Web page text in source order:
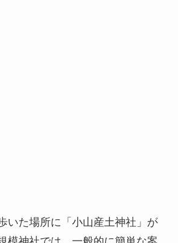
いた場所に「小山産土神社」が